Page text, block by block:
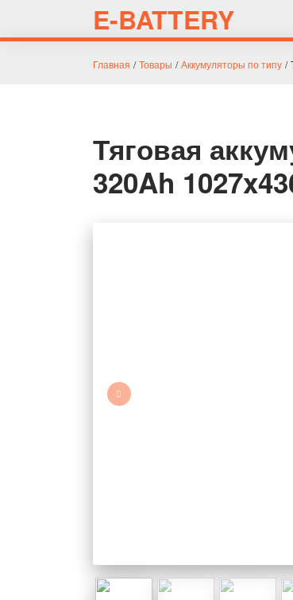
E-BATTERY
Главная / Товары / Аккумуляторы по типу /
Тяговая
320Ah